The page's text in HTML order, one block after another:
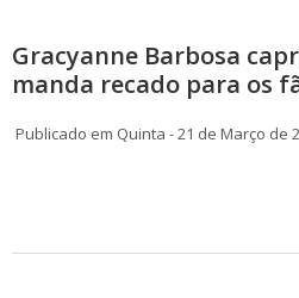
Gracyanne Barbosa
manda recado para os
Publicado em Quinta - 21 de Março de